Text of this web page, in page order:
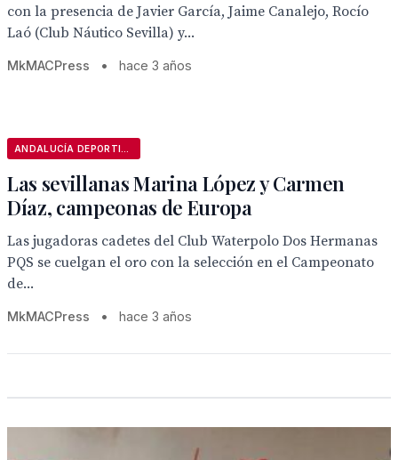
con la presencia de Javier García, Jaime Canalejo, Rocío
Laó (Club Náutico Sevilla) y...
MkMACPress • hace 3 años
Las sevillanas Marina López y Carmen
Díaz, campeonas de Europa
Las jugadoras cadetes del Club Waterpolo Dos Hermanas
PQS se cuelgan el oro con la selección en el Campeonato
de...
MkMACPress • hace 3 años